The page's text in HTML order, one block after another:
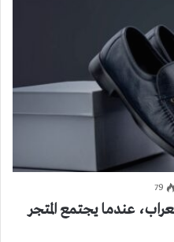
79
عندما يجتمع المتجر